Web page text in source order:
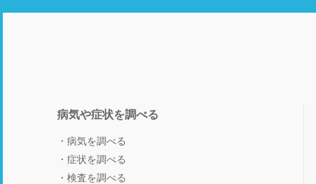
病気や症状を調べる
病気を調べる
症状を調べる
検査を調べる